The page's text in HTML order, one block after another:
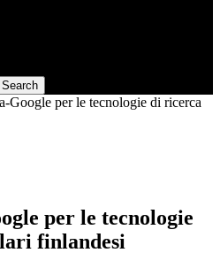
Google per le tecnologie di ricerca
per le tecnologie
finlandesi